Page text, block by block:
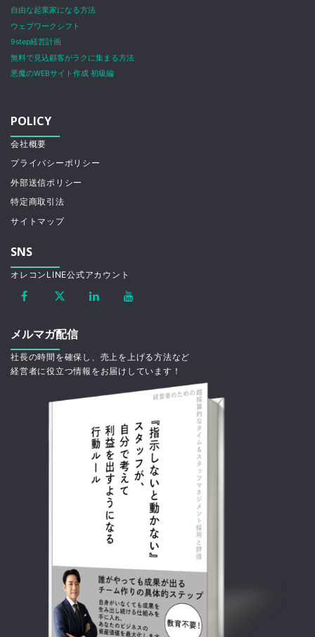
自由な起業家になる方法
ウェブワークシフト
9step経営計画
無料で見込顧客がラクに集まる方法
悪魔のWEBサイト作成 初級編
POLICY
会社概要
プライバシーポリシー
外部送信ポリシー
特定商取引法
サイトマップ
SNS
オレコンLINE公式アカウント
メルマガ配信
社長の時間を確保し、売上を上げる方法など
経営者に役立つ情報をお届けしています！